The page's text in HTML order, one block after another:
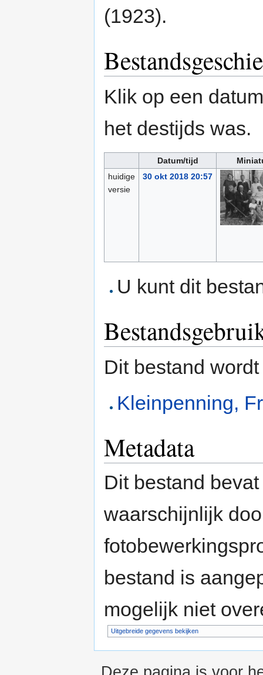
(1923).
Klik op een
het destijds was.
Datum/tijd
huidige
versie
30 okt 2018 20:57
U kunt dit
Dit bestand
Kleinpenning,
Metadata
Dit bestand
waarschijnlijk
bestand is
mogelijk niet
Uitgebreide gegevens bekijken